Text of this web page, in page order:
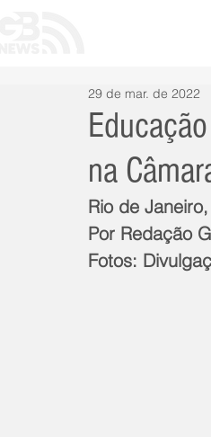
na
29 de mar. de 2022
Rio de
Por Redação
Fotos: